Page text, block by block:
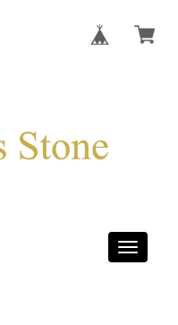
Toggle